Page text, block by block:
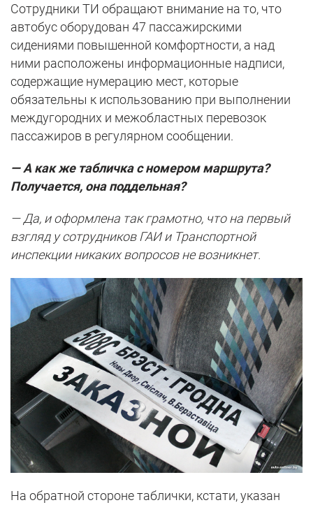
Сотрудники ТИ обращают внимание на то, что
автобус оборудован 47 пассажирскими
сидениями повышенной комфортности, а над
ними расположены информационные надписи,
содержащие нумерацию мест, которые
обязательны к использованию при выполнении
междугородних и межобластных перевозок
пассажиров в регулярном сообщении.
— А как же табличка с номером маршрута?
Получается, она поддельная?
— Да, и оформлена так грамотно, что на первый
взгляд у сотрудников ГАИ и Транспортной
инспекции никаких вопросов не возникнет.
На обратной стороне таблички, кстати, указан